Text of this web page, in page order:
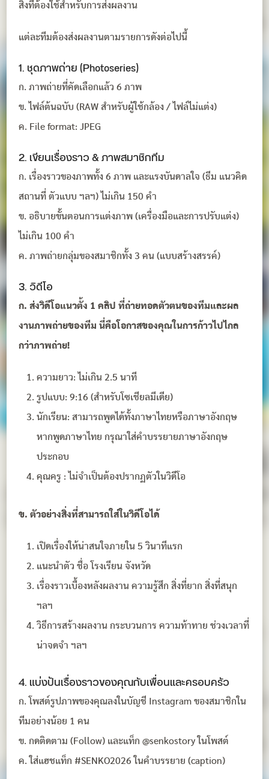
สิ่งที่ต้องใช้สำหรับการส่งผลงาน
แต่ละทีมต้องส่งผลงานตามรายการดังต่อไปนี้
1. ชุดภาพถ่าย (Photoseries)
ก. ภาพถ่ายที่คัดเลือกแล้ว 6 ภาพ
ข. ไฟล์ต้นฉบับ (RAW สำหรับผู้ใช้กล้อง / ไฟล์ไม่แต่ง)
ค. File format: JPEG
2. เขียนเรื่องราว & ภาพสมาชิกทีม
ก. เรื่องราวของภาพทั้ง 6 ภาพ และแรงบันดาลใจ (ธีม แนวคิด
สถานที่ ตัวแบบ ฯลฯ) ไม่เกิน 150 คำ
ข. อธิบายขั้นตอนการแต่งภาพ (เครื่องมือและการปรับแต่ง)
ไม่เกิน 100 คำ
ค. ภาพถ่ายกลุ่มของสมาชิกทั้ง 3 คน (แบบสร้างสรรค์)
3. วิดีโอ
ก. ส่งวิดีโอแนวตั้ง 1 คลิป ที่ถ่ายทอดตัวตนของทีมและผล
งานภาพถ่ายของทีม นี่คือโอกาสของคุณในการก้าวไปไกล
กว่าภาพถ่าย!
ความยาว: ไม่เกิน 2.5 นาที
รูปแบบ: 9:16 (สำหรับโซเชียลมีเดีย)
นักเรียน: สามารถพูดได้ทั้งภาษาไทยหรือภาษาอังกฤษ
หากพูดภาษาไทย กรุณาใส่คำบรรยายภาษาอังกฤษ
ประกอบ
คุณครู : ไม่จำเป็นต้องปรากฏตัวในวิดีโอ
ข. ตัวอย่างสิ่งที่สามารถใส่ในวิดีโอได้
เปิดเรื่องให้น่าสนใจภายใน 5 วินาทีแรก
แนะนำตัว ชื่อ โรงเรียน จังหวัด
เรื่องราวเบื้องหลังผลงาน ความรู้สึก สิ่งที่ยาก สิ่งที่สนุก
ฯลฯ
วิธีการสร้างผลงาน กระบวนการ ความท้าทาย ช่วงเวลาที่
น่าจดจำ ฯลฯ
4. แบ่งปันเรื่องราวของคุณกับเพื่อนและครอบครัว
ก. โพสต์รูปภาพของคุณลงในบัญชี Instagram ของสมาชิกใน
ทีมอย่างน้อย 1 คน
ข. กดติดตาม (Follow) และแท็ก @senkostory ในโพสต์
ค. ใส่แฮชแท็ก #SENKO2026 ในคำบรรยาย (caption)